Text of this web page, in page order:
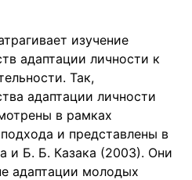
изучение
адаптации личности к
Так,
адаптации личности
в рамках
и представлены в
и Б. Б. Казака (2003). Они
адаптации молодых